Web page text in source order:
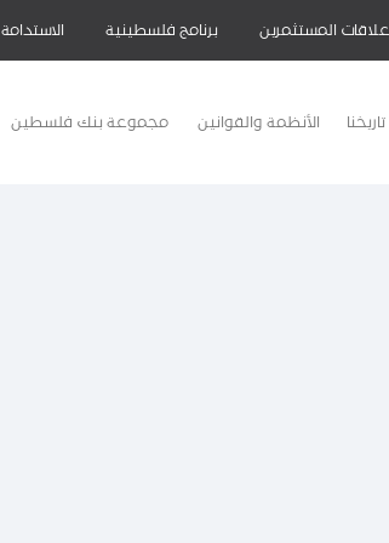
علاقات المستثمرين برنامج فلسطينية الاستدامة
تاريخنا الأنظمة والقوانين مجموعة بنك فلسطين